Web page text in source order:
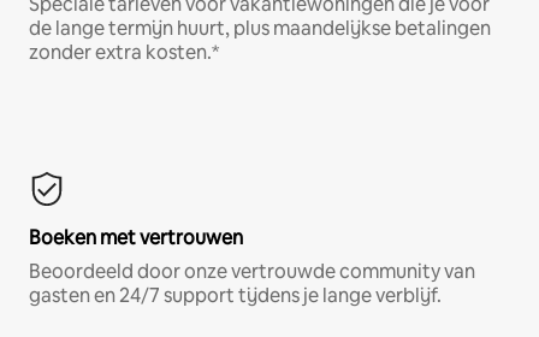
de lange termijn huurt, plus maandelijkse betalingen
zonder extra kosten.*
Boeken met vertrouwen
Beoordeeld door onze vertrouwde community van
gasten en 24/7 support tijdens je lange verblijf.